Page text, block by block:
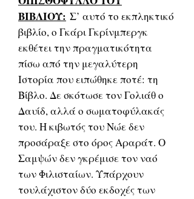
ΒΙΒΛΙΟΥ: Σ’ αυτό το εκπληκτικό
βιβλίο, ο Γκάρι Γκρίνμπεργκ
εκθέτει την πραγματικότητα
πίσω από την μεγαλύτερη
Ιστορία που ειπώθηκε ποτέ: τη
Βίβλο. Δε σκότωσε τον Γολιάθ ο
Δαυίδ, αλλά ο σωματοφύλακάς
του. Η κιβωτός του Νώε δεν
προσάραξε στο όρος Αραράτ. Ο
Σαμψών δεν γκρέμισε τον ναό
των Φιλισταίων. Υπάρχουν
τουλάχιστον δύο εκδοχές των